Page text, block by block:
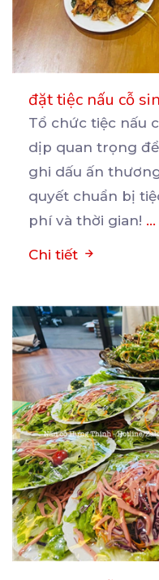
đặt tiệc nấu cỗ
Tổ chức tiệc nấu
dịp quan trọng
ghi dấu ấn
quyết chuẩn bị
phí và thời gian! ...
Chi tiết